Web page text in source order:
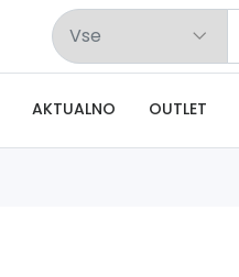
AKTUALNO OUTLET